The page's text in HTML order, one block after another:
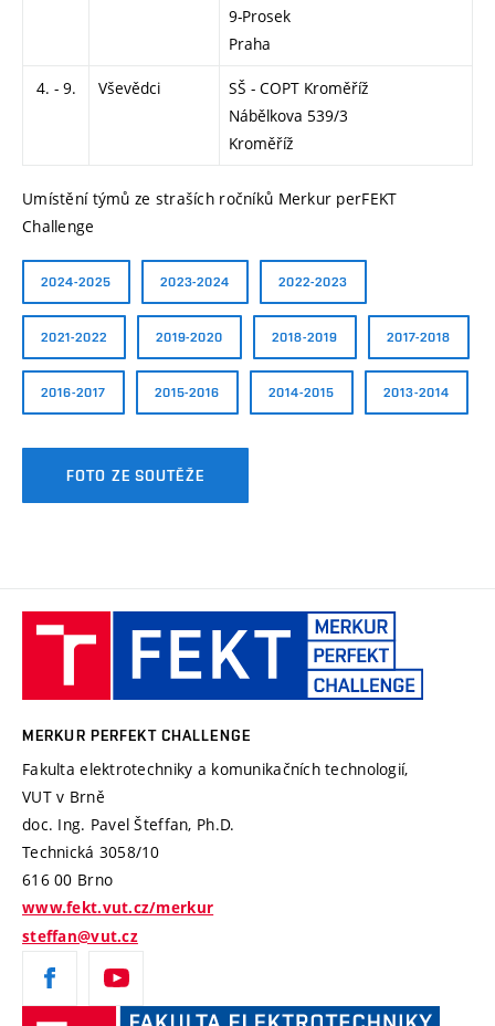
9-Prosek
Praha
4. - 9. Vševědci
SŠ - COPT Kroměříž
Nábělkova 539/3
Kroměříž
Umístění týmů ze straších ročníků Merkur perFEKT
Challenge
2024-2025 2023-2024 2022-2023
2021-2022 2019-2020 2018-2019 2017-2018
2016-2017 2015-2016 2014-2015 2013-2014
FOTO ZE SOUTĚŽE
MERKUR PERFEKT CHALLENGE
Fakulta elektrotechniky a komunikačních technologií,
VUT v Brně
doc. Ing. Pavel Šteffan, Ph.D.
Technická 3058/10
616 00 Brno
www.fekt.vut.cz/merkur
steffan@vut.cz